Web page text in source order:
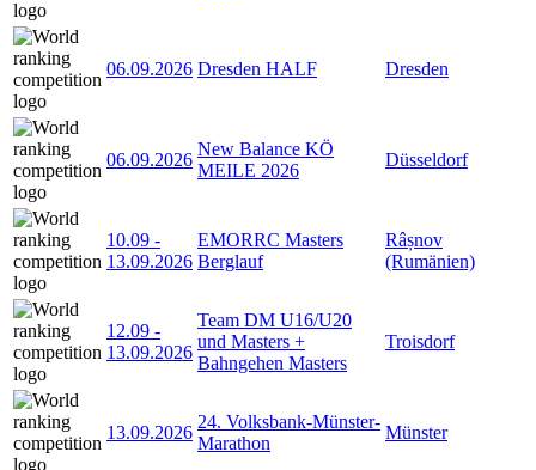
06.09.2026 Dresden HALF Dresden
06.09.2026
New Balance KÖ
MEILE 2026
Düsseldorf
10.09 -
13.09.2026
EMORRC Masters
Berglauf
Râșnov
(Rumänien)
12.09 -
13.09.2026
Team DM U16/U20
und Masters +
Bahngehen Masters
Troisdorf
13.09.2026
24. Volksbank-Münster-
Marathon
Münster